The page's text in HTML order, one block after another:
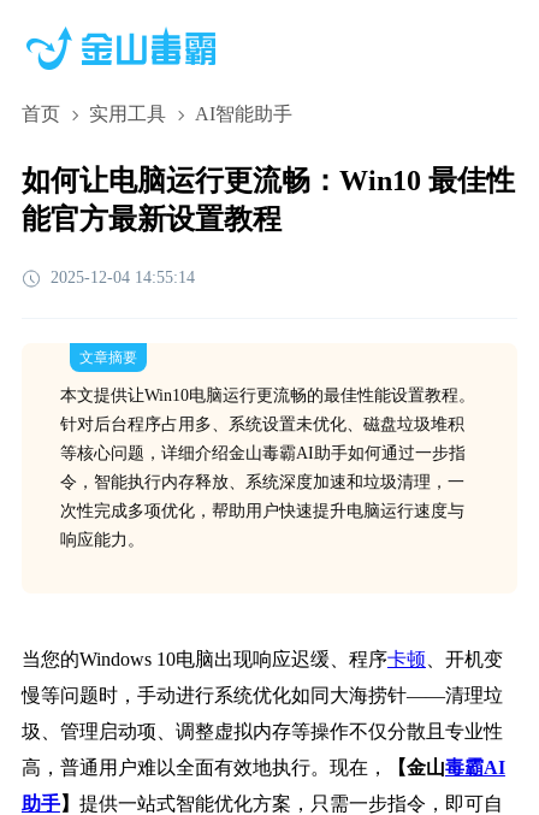
首页 实用工具 AI智能助手
如何让电脑运行更流畅：Win10 最佳性
能官方最新设置教程
2025-12-04 14:55:14
文章摘要
本文提供让Win10电脑运行更流畅的最佳性能设置教程。
针对后台程序占用多、系统设置未优化、磁盘垃圾堆积
等核心问题，详细介绍金山毒霸AI助手如何通过一步指
令，智能执行内存释放、系统深度加速和垃圾清理，一
次性完成多项优化，帮助用户快速提升电脑运行速度与
响应能力。
当您的Windows 10电脑出现响应迟缓、程序卡顿 、开机变
慢等问题时，手动进行系统优化如同大海捞针——清理垃
圾、管理启动项、调整虚拟内存等操作不仅分散且专业性
高，普通用户难以全面有效地执行。现在，
【金山毒霸AI
助手】 提供一站式智能优化方案，只需一步指令，即可自